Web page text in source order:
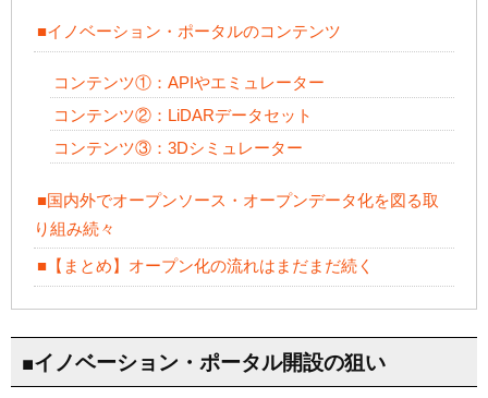
■イノベーション・ポータルのコンテンツ
コンテンツ①：APIやエミュレーター
コンテンツ②：LiDARデータセット
コンテンツ③：3Dシミュレーター
■国内外でオープンソース・オープンデータ化を図る取
り組み続々
■【まとめ】オープン化の流れはまだまだ続く
■イノベーション・ポータル開設の狙い